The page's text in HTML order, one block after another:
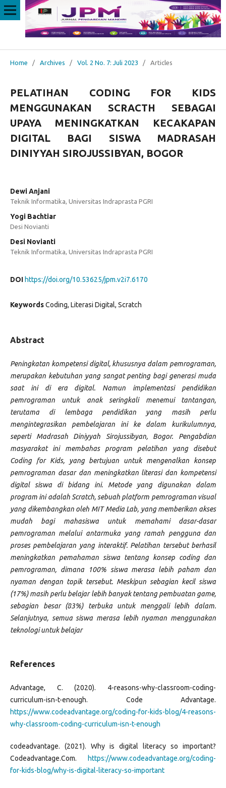
Home / Archives / Vol. 2 No. 7: Juli 2023 / Articles
PELATIHAN CODING FOR KIDS
MENGGUNAKAN SCRACTH SEBAGAI
UPAYA MENINGKATKAN KECAKAPAN
DIGITAL BAGI SISWA MADRASAH
DINIYYAH SIROJUSSIBYAN, BOGOR
Dewi Anjani
Teknik Informatika, Universitas Indraprasta PGRI
Yogi Bachtiar
Desi Novianti
Desi Novianti
Teknik Informatika, Universitas Indraprasta PGRI
DOI https://doi.org/10.53625/jpm.v2i7.6170
KeywordsCoding, Literasi Digital, Scratch
Abstract
Peningkatan kompetensi digital, khususnya dalam pemrograman,
merupakan kebutuhan yang sangat penting bagi generasi muda
saat ini di era digital. Namun implementasi pendidikan
pemrograman untuk anak seringkali menemui tantangan,
terutama di lembaga pendidikan yang masih perlu
mengintegrasikan pembelajaran ini ke dalam kurikulumnya,
seperti Madrasah Diniyyah Sirojussibyan, Bogor. Pengabdian
masyarakat ini membahas program pelatihan yang disebut
Coding for Kids, yang bertujuan untuk mengenalkan konsep
pemrograman dasar dan meningkatkan literasi dan kompetensi
digital siswa di bidang ini. Metode yang digunakan dalam
program ini adalah Scratch, sebuah platform pemrograman visual
yang dikembangkan oleh MIT Media Lab, yang memberikan akses
mudah bagi mahasiswa untuk memahami dasar-dasar
pemrograman melalui antarmuka yang ramah pengguna dan
proses pembelajaran yang interaktif. Pelatihan tersebut berhasil
meningkatkan pemahaman siswa tentang konsep coding dan
pemrograman, dimana 100% siswa merasa lebih paham dan
nyaman dengan topik tersebut. Meskipun sebagian kecil siswa
(17%) masih perlu belajar lebih banyak tentang pembuatan game,
sebagian besar (83%) terbuka untuk menggali lebih dalam.
Selanjutnya, semua siswa merasa lebih nyaman menggunakan
teknologi untuk belajar
References
Advantage, C. (2020). 4-reasons-why-classroom-coding-
curriculum-isn-t-enough. Code Advantage.
https://www.codeadvantage.org/coding-for-kids-blog/4-reasons-
why-classroom-coding-curriculum-isn-t-enough
codeadvantage. (2021). Why is digital literacy so important?
Codeadvantage.Com.
https://www.codeadvantage.org/coding-
for-kids-blog/why-is-digital-literacy-so-important